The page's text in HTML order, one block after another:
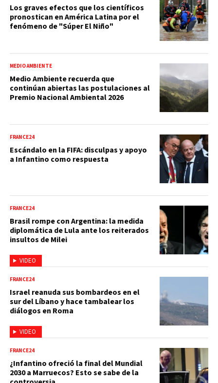
Los graves efectos que los científicos
pronostican en América Latina por el
fenómeno de "Súper El Niño"
MEDIO AMBIENTE
Medio Ambiente recuerda que
continúan abiertas las postulaciones al
Premio Nacional Ambiental 2026
FRANCE24
Escándalo en la FIFA: disculpas y apoyo
a Infantino como respuesta
VIDEO
FRANCE24
Brasil rompe con Argentina: la medida
diplomática de Lula ante los reiterados
insultos de Milei
VIDEO
FRANCE24
Israel reanuda sus bombardeos en el
sur del Líbano y hace tambalear los
diálogos en Roma
FRANCE24
¿Infantino ofreció la final del Mundial
2030 a Marruecos? Esto se sabe de la